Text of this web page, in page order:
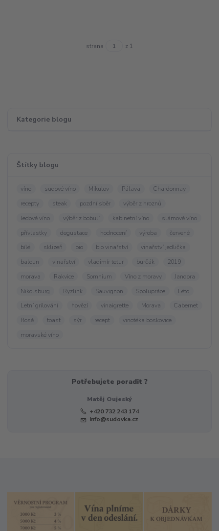
Kategorie blogu
Štítky blogu
víno sudové víno Mikulov Pálava
Chardonnay
recepty
steak pozdní sběr
výběr z hroznů
ledové víno
výběr z bobulí kabinetní víno
slámové víno
přívlastky
degustace hodnocení výroba
červené
bílé
sklizeň bio bio vinařství
vinařství jedlička
baloun
vinařství vladimír tetur burčák
2019
morava
Rakvice Somnium Víno z moravy
Jandora
Nikolsburg
Ryzlink Sauvignon Spolupráce
Léto
Letní grilování
hovězí vinaigrette Morava
Cabernet
Rosé
toast sýr recept
vinotéka boskovice
moravské víno
Potřebujete poradit ?
Matěj Oujeský
+420 732 243 174
info@sudovka.cz
strana z 1